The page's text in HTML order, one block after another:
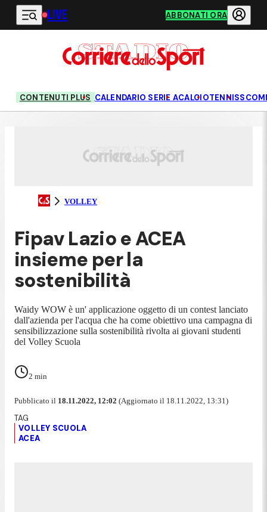
Vai al contenuto principale
LIVE ABBONATI ORA
CONTENUTI PLUS CALENDARIO SERIE ACALCIOTENNIS
VOLLEY
Fipav Lazio e ACEA
insieme per la
sostenibilità
Waidy WOW è un' applicazione oggetto di un contest lanciato
dall'azienda per l'acqua che ha come obiettivo una campagna di
sensibilizzazione sulla sostenibilità rivolta ai giovani studenti
del Volley Scuola
2 min
Pubblicato il 18.11.2022, 12:02 (Aggiornato il 18.11.2022, 13:31)
VOLLEY SCUOLA
ACEA